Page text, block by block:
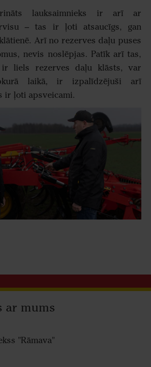
lauksaimnieks ir arī ar
– tas ir ļoti atsaucīgs, gan
Arī no rezerves daļu puses
nevis noslēpjas. Patīk arī tas,
liels rezerves daļu klāsts, var
laikā, ir izpalīdzējuši arī
ir ļoti apsveicami.
ar mums
"Rāmava"